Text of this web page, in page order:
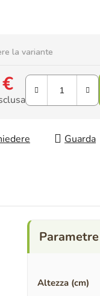
la variante
Guarda
Altezza (cm)